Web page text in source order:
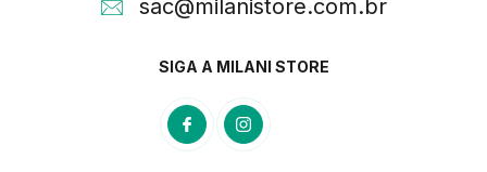
sac@milanistore.com.br
SIGA A MILANI STORE